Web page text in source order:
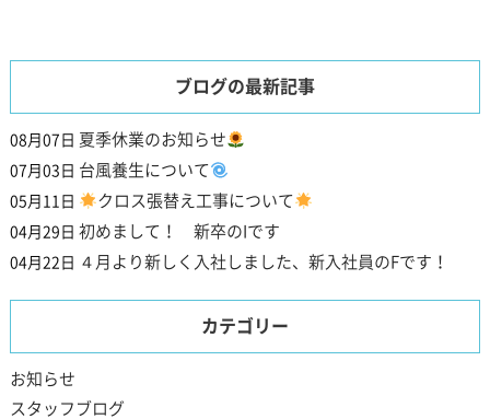
ブログの最新記事
08月07日 夏季休業のお知らせ
07月03日 台風養生について
05月11日 クロス張替え工事について
04月29日 初めまして！ 新卒のIです
04月22日 ４月より新しく入社しました、新入社員のFです！
カテゴリー
お知らせ
スタッフブログ